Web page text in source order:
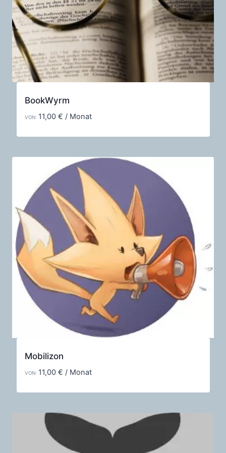
BookWyrm
VON: 11,00 € / Monat
Mobilizon
VON: 11,00 € / Monat